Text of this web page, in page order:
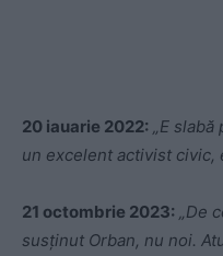
20 iauarie 2022:
„E
un excelent activist civic,
21 octombrie 2023:
„De
susţinut Orban, nu noi.